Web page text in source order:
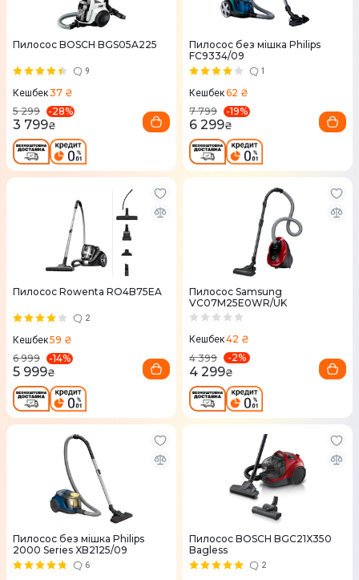
Пилосос BOSCH BGS05A225
9
Кешбек37 ₴
5 299
-28%
3 799₴
Пилосос без мішка Philips
FC9334/09
1
Кешбек62 ₴
7 799
-19%
6 299₴
Пилосос Rowenta RO4B75EA
2
Кешбек59 ₴
6 999
-14%
5 999₴
Пилосос Samsung
VC07M25E0WR/UK
Кешбек42 ₴
4 399
-2%
4 299₴
Пилосос без мішка Philips
2000 Series XB2125/09
6
Пилосос BOSCH BGC21X350
Bagless
2